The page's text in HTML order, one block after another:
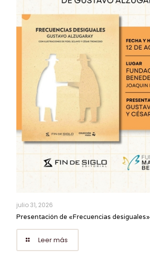
julio 31, 2026
Presentación de «Frecuencias desiguales»
Leer más